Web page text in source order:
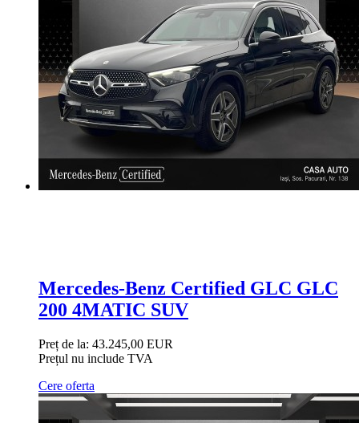
Mercedes-Benz Certified GLC GLC
200 4MATIC SUV
Preț de la: 43.245,00 EUR
Prețul nu include TVA
Cere oferta